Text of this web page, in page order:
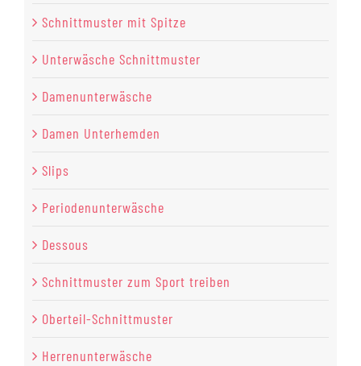
Schnittmuster mit Spitze
Unterwäsche Schnittmuster
Damenunterwäsche
Damen Unterhemden
Slips
Periodenunterwäsche
Dessous
Schnittmuster zum Sport treiben
Oberteil-Schnittmuster
Herrenunterwäsche